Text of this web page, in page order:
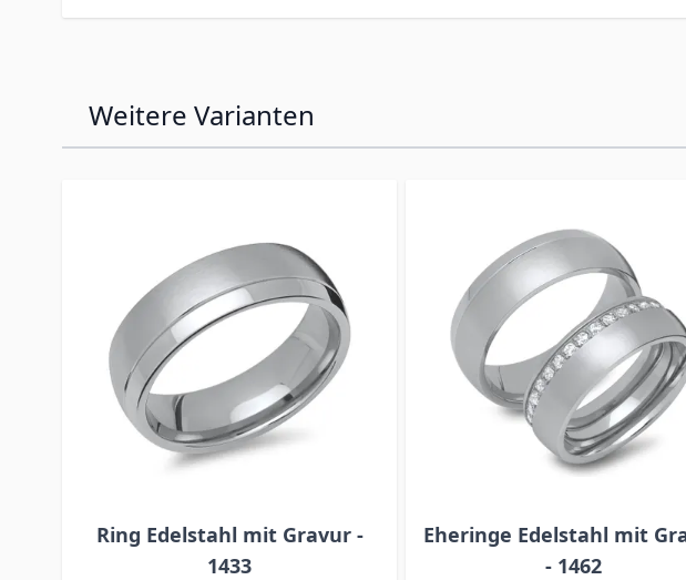
Weitere Varianten
Ring Edelstahl mit Gravur -
1433
Eheringe Edelstahl mit
- 1462